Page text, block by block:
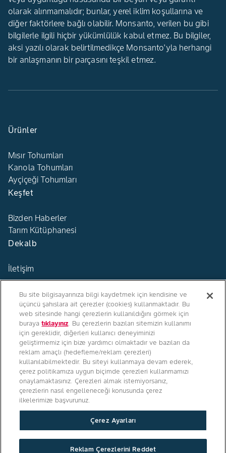
olarak alınmamalıdır; bunlar, yerel iklim koşullarına ve
diğer faktörlere bağlı olabilir. Monsanto, verilen bu gibi
bilgilerle ilgili hiçbir yükümlülük kabul etmez. Bu bilgiler,
aksi yazılı olarak belirtilmedikçe Monsanto'yla herhangi
bir anlaşmanın bir parçasını teşkil etmez.
Ürünler
Mısır Tohumları
Kanola Tohumları
Ayçiçeği Tohumları
Keşfet
Bizden Haberler
Tarım Kütüphanesi
Dekalb
İletişim
Türkiye
Bizi Takip Edin
Kişisel Verilerin İşenmesine Dair Aydınlatma Metni
Bu site bilgisayarınıza bilgi kaydetmek için kendisine ve
üçüncü şahıslara ait çerezler (cookies) kullanmaktadır. Bu
web sitesinde hangi çerezlerin kullanıldığını görmek için
burayatıklayınız. Bu çerezlerin bazıları sitemizin kullanımı
için gereklidir, diğerleri kullanıcı deneyiminizi
geliştirmemiz için bize yardımcı olmaktadır ve bazıları da
reklam amaçlı (hedefleme/reklam çerezleri)
kullanılabilmektedir. Bu siteyi kullanmaya devam ederek,
çerez politikamıza uygun biçimde çerezleri kullanmamızı
onaylamaktasınız. Çerezleri almak istemiyorsanız,
çerezlerin nasıl engelleneceği konusunda çerez
ilkelerimize başvurunuz.
Çerez Ayarları
Reklam Çerezlerini Reddet